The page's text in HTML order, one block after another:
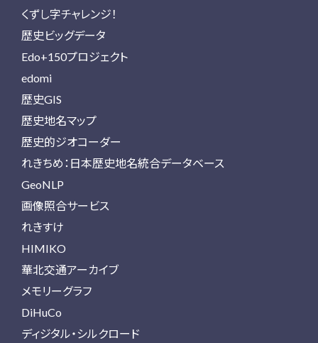
くずし字チャレンジ！
歴史ビッグデータ
Edo+150プロジェクト
edomi
歴史GIS
歴史地名マップ
歴史的ジオコーダー
れきちめ：日本歴史地名統合データベース
GeoNLP
画像照合サービス
れきすけ
HIMIKO
華北交通アーカイブ
メモリーグラフ
DiHuCo
ディジタル・シルクロード